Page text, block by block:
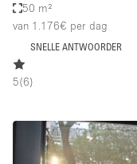
50 m²
van 1.176€ per dag
SNELLE ANTWOORDER
5(6)